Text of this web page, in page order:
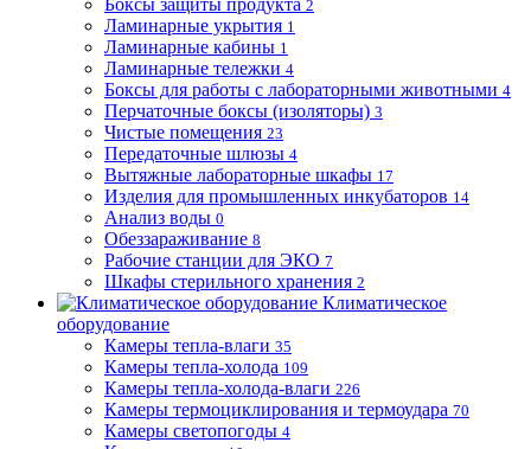
Боксы защиты продукта 2
Ламинарные укрытия 1
Ламинарные кабины 1
Ламинарные тележки 4
Боксы для работы с лабораторными животными 4
Перчаточные боксы (изоляторы) 3
Чистые помещения 23
Передаточные шлюзы 4
Вытяжные лабораторные шкафы 17
Изделия для промышленных инкубаторов 14
Анализ воды 0
Обеззараживание 8
Рабочие станции для ЭКО 7
Шкафы стерильного хранения 2
Климатическое
оборудование
Камеры тепла-влаги 35
Камеры тепла-холода 109
Камеры тепла-холода-влаги 226
Камеры термоциклирования и термоудара 70
Камеры светопогоды 4